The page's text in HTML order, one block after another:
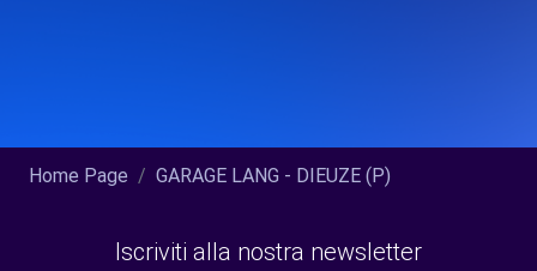
Home Page GARAGE LANG - DIEUZE (P)
Iscriviti alla nostra newsletter